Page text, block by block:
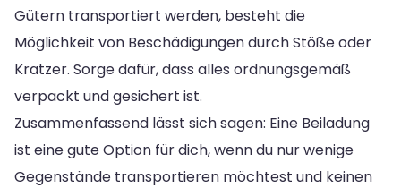
Gütern transportiert werden, besteht die
Möglichkeit von Beschädigungen durch Stöße oder
Kratzer. Sorge dafür, dass alles ordnungsgemäß
verpackt und gesichert ist.
Zusammenfassend lässt sich sagen: Eine Beiladung
ist eine gute Option für dich, wenn du nur wenige
Gegenstände transportieren möchtest und keinen